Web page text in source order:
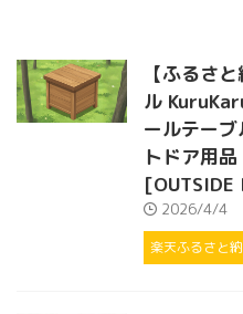
【ふるさ
ル
ールテー
トドア用
[OUTSIDE
2026/4/4
楽天ふるさと